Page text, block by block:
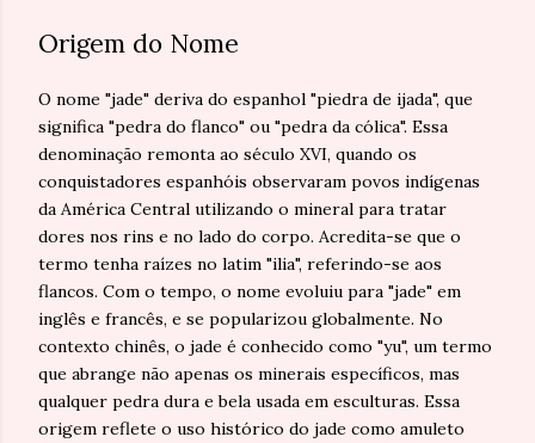
Origem do Nome
O nome "jade" deriva do espanhol "piedra de ijada", que
significa "pedra do flanco" ou "pedra da cólica". Essa
denominação remonta ao século XVI, quando os
conquistadores espanhóis observaram povos indígenas
da América Central utilizando o mineral para tratar
dores nos rins e no lado do corpo. Acredita-se que o
termo tenha raízes no latim "ilia", referindo-se aos
flancos. Com o tempo, o nome evoluiu para "jade" em
inglês e francês, e se popularizou globalmente. No
contexto chinês, o jade é conhecido como "yu", um termo
que abrange não apenas os minerais específicos, mas
qualquer pedra dura e bela usada em esculturas. Essa
origem reflete o uso histórico do jade como amuleto